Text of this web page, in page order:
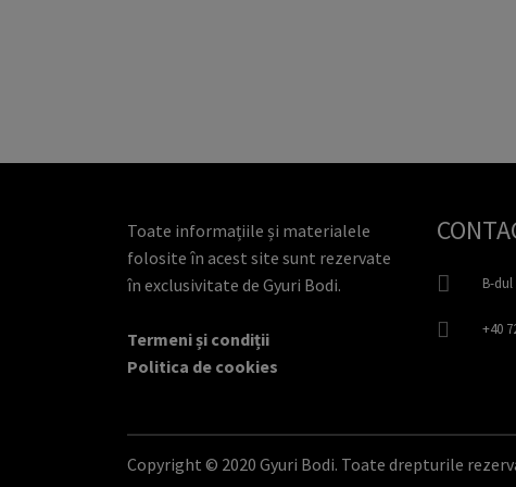
Toate informațiile și materialele
folosite în acest site sunt rezervate
în exclusivitate de Gyuri Bodi.
Termeni și condiții
Politica de cookies
B-
+40
Copyright © 2020 Gyuri Bodi. Toate drepturile